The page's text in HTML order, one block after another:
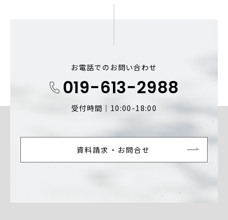
お電話でのお問い合わせ
019-613-2988
受付時間｜10:00-18:00
資料請求・お問合せ